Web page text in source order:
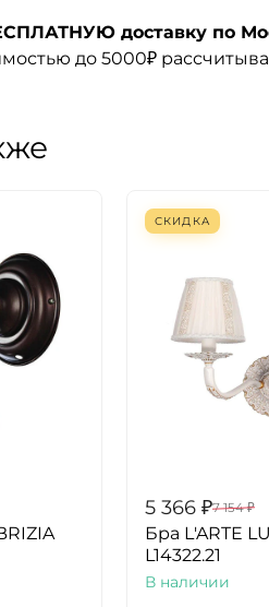
доставку по
до 5000₽
СКИДКА
5 366 ₽7 154 ₽
Бра L'ARTE
L14322.21
В наличии